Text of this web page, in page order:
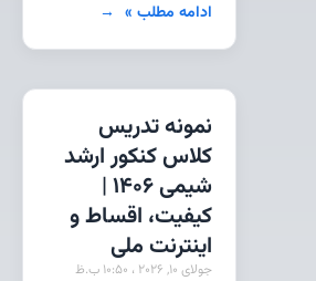
ادامه مطلب »
نمونه تدریس
کلاس کنکور ارشد
شیمی 1406 |
کیفیت، اقساط و
اینترنت ملی
جولای 10, 2026